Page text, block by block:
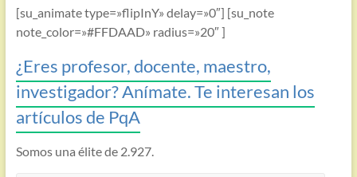
[su_animate type=»flipInY» delay=»0″] [su_note
note_color=»#FFDAAD» radius=»20″ ]
¿Eres profesor, docente, maestro,
investigador? Anímate. Te interesan los
artículos de PqA
Somos una élite de 2.927.